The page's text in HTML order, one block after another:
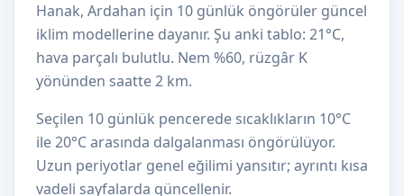
Hanak, Ardahan için 10 günlük öngörüler güncel
iklim modellerine dayanır. Şu anki tablo: 21°C,
hava parçalı bulutlu. Nem %60, rüzgâr K
yönünden saatte 2 km.
Seçilen 10 günlük pencerede sıcaklıkların 10°C
ile 20°C arasında dalgalanması öngörülüyor.
Uzun periyotlar genel eğilimi yansıtır; ayrıntı kısa
vadeli sayfalarda güncellenir.